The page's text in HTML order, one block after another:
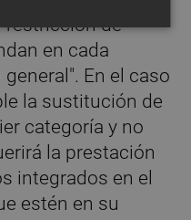
restricción de
en cada
En el caso
la sustitución de
categoría y no
la prestación
integrados en el
estén en su